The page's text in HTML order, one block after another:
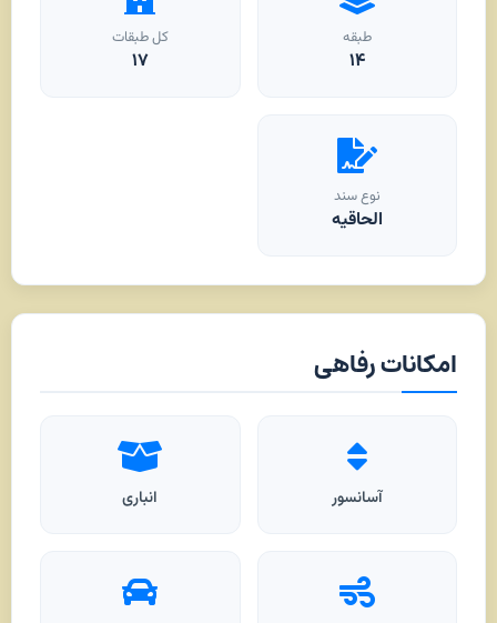
طبقه
۱۴
کل طبقات
۱۷
نوع سند
الحاقیه
امکانات رفاهی
آسانسور انباری